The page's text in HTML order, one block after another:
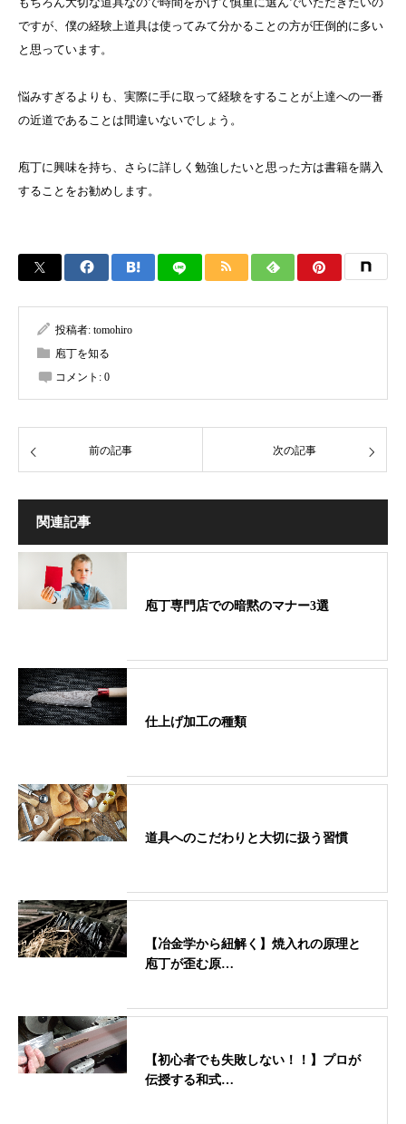
ですが、僕の経験上道具は使ってみて分かることの方が圧倒的に多い
と思っています。
悩みすぎるよりも、実際に手に取って経験をすることが上達への一番
の近道であることは間違いないでしょう。
庖丁に興味を持ち、さらに詳しく勉強したいと思った方は書籍を購入
することをお勧めします。
投稿者: tomohiro
庖丁を知る
コメント: 0
前の記事 次の記事
関連記事
庖丁専門店での暗黙のマナー3選
仕上げ加工の種類
道具へのこだわりと大切に扱う習慣
【冶金学から紐解く】焼入れの原理と
庖丁が歪む原…
【初心者でも失敗しない！！】プロが
伝授する和式…